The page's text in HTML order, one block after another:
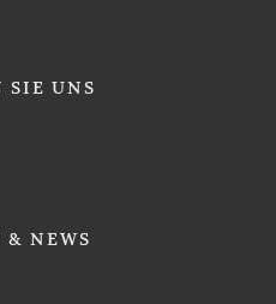
SIE UNS
& NEWS